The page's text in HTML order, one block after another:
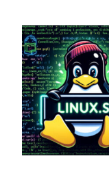
innehåll